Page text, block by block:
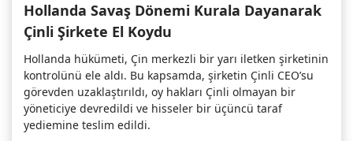
Hollanda Savaş Dönemi Kurala Dayanarak
Çinli Şirkete El Koydu
Hollanda hükümeti, Çin merkezli bir yarı iletken şirketinin
kontrolünü ele aldı. Bu kapsamda, şirketin Çinli CEO’su
görevden uzaklaştırıldı, oy hakları Çinli olmayan bir
yöneticiye devredildi ve hisseler bir üçüncü taraf
yediemine teslim edildi.